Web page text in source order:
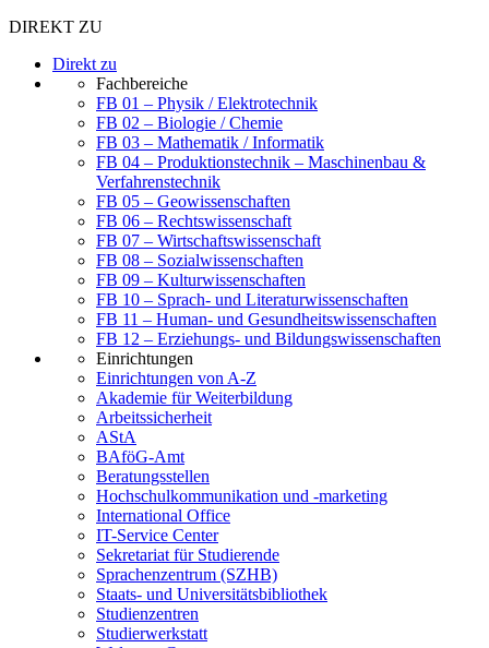
DIREKT ZU
Direkt zu
Fachbereiche
FB 01 – Physik / Elektrotechnik
FB 02 – Biologie / Chemie
FB 03 – Mathematik / Informatik
FB 04 – Produktionstechnik – Maschinenbau &
Verfahrenstechnik
FB 05 – Geowissenschaften
FB 06 – Rechtswissenschaft
FB 07 – Wirtschaftswissenschaft
FB 08 – Sozialwissenschaften
FB 09 – Kulturwissenschaften
FB 10 – Sprach- und Literaturwissenschaften
FB 11 – Human- und Gesundheitswissenschaften
FB 12 – Erziehungs- und Bildungswissenschaften
Einrichtungen
Einrichtungen von A-Z
Akademie für Weiterbildung
Arbeitssicherheit
AStA
BAföG-Amt
Beratungsstellen
Hochschulkommunikation und -marketing
International Office
IT-Service Center
Sekretariat für Studierende
Sprachenzentrum (SZHB)
Staats- und Universitätsbibliothek
Studienzentren
Studierwerkstatt